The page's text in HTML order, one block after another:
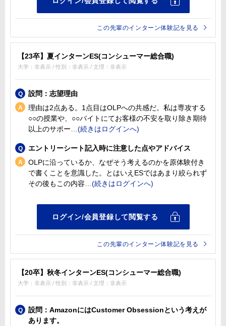
この先輩のインターン体験記を見る
【23卒】夏インターンES(コンシューマー総合職)
大学：非表示 / 性別：非表示 / 文理：非表示
設問：志望理由
理由は2点ある。1点目はOLPへの共感だ。私は専攻する
○○の授業や、○○バイトにてお客様の不安を取り除き期待
以上のサポー
エントリーシート記入時に注意した点やアドバイス
OLPに沿っているか、なぜそう考えるのかを原体験付き
で書くことを意識した。とはいえESではあまり絞られず
その後もこの内容
この先輩のインターン体験記を見る
【20卒】秋冬インターンES(コンシューマー総合職)
大学：非表示 / 性別：非表示 / 文理：非表示
設問：AmazonにはCustomer Obsessionという考えが
あります。